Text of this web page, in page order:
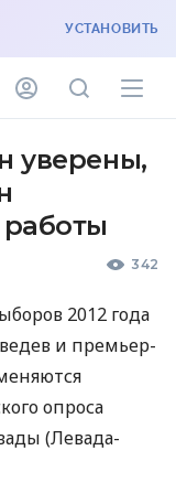
УСТАНОВИТЬ
уверены,
342
2012 года
и премьер-
опроса
(Левада-